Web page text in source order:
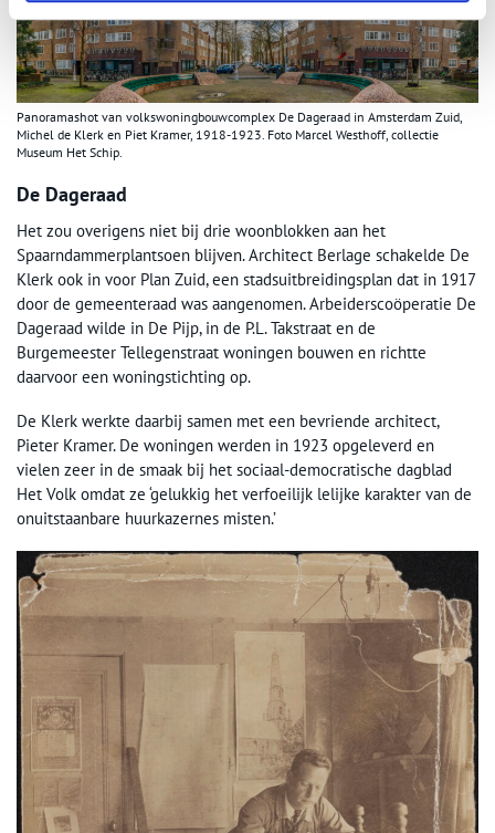
Panoramashot van volkswoningbouwcomplex De Dageraad in Amsterdam Zuid,
Michel de Klerk en Piet Kramer, 1918-1923. Foto Marcel Westhoff, collectie
Museum Het Schip.
De Dageraad
Het zou overigens niet bij drie woonblokken aan het
Spaarndammerplantsoen blijven. Architect Berlage schakelde De
Klerk ook in voor Plan Zuid, een stadsuitbreidingsplan dat in 1917
door de gemeenteraad was aangenomen. Arbeiderscoöperatie De
Dageraad wilde in De Pijp, in de P.L. Takstraat en de
Burgemeester Tellegenstraat woningen bouwen en richtte
daarvoor een woningstichting op.
De Klerk werkte daarbij samen met een bevriende architect,
Pieter Kramer. De woningen werden in 1923 opgeleverd en
vielen zeer in de smaak bij het sociaal-democratische dagblad
Het Volk omdat ze ‘gelukkig het verfoeilijk lelijke karakter van de
onuitstaanbare huurkazernes misten.’